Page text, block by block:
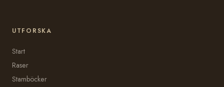
UTFORSKA
Start
Raser
Stamböcker